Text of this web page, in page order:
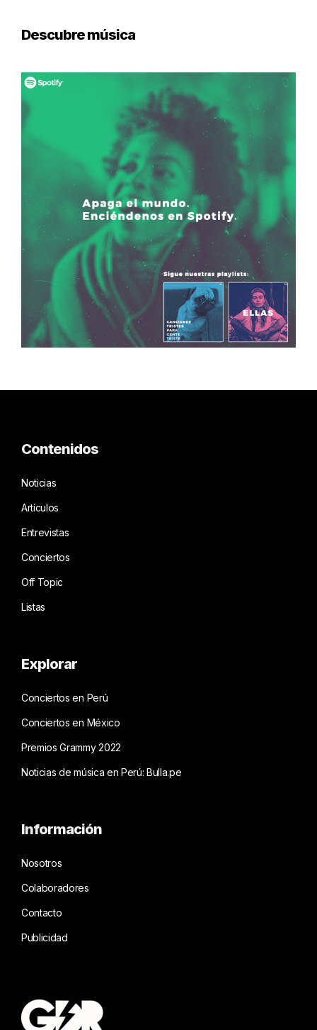
Descubre música
Contenidos
Noticias
Artículos
Entrevistas
Conciertos
Off Topic
Listas
Explorar
Conciertos en Perú
Conciertos en México
Premios Grammy 2022
Noticias de música en Perú: Bulla.pe
Información
Nosotros
Colaboradores
Contacto
Publicidad